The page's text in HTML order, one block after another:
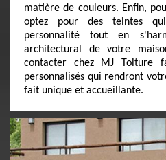
matière de couleurs. Enfin,
optez pour des teintes
personnalité tout en
architectural de votre
contacter chez MJ Toiture
personnalisés qui rendront
fait unique et accueillante.